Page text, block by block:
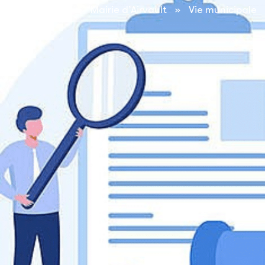
Mairie d’Airvault » Vie municipale